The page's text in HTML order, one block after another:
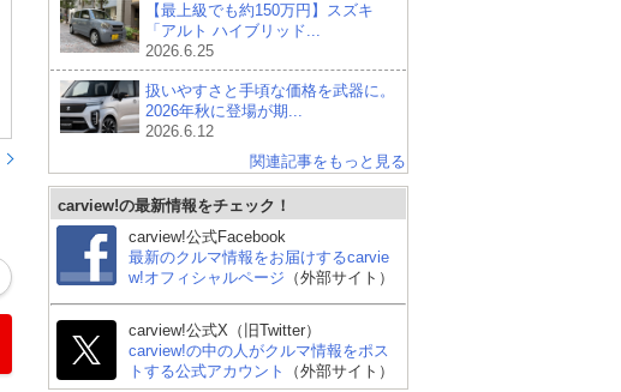
【最上級でも約150万円】スズキ
「アルト ハイブリッド...
2026.6.25
扱いやすさと手頃な価格を武器に。
2026年秋に登場が期...
2026.6.12
関連記事をもっと見る
carview!の最新情報をチェック！
carview!公式Facebook
最新のクルマ情報をお届けするcarvie
w!オフィシャルページ （外部サイト）
carview!公式X（旧Twitter）
carview!の中の人がクルマ情報をポス
トする公式アカウント
（外部サイト）